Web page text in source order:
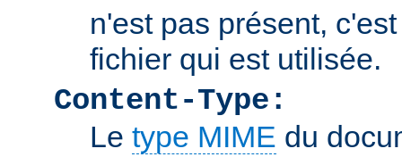
n'est pas présent,
fichier qui est utilisée.
Content-Type:
Le type MIME du